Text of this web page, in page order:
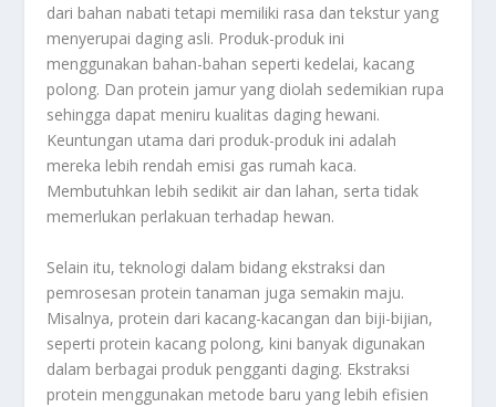
dari bahan nabati tetapi memiliki rasa dan tekstur yang
menyerupai daging asli. Produk-produk ini
menggunakan bahan-bahan seperti kedelai, kacang
polong. Dan protein jamur yang diolah sedemikian rupa
sehingga dapat meniru kualitas daging hewani.
Keuntungan utama dari produk-produk ini adalah
mereka lebih rendah emisi gas rumah kaca.
Membutuhkan lebih sedikit air dan lahan, serta tidak
memerlukan perlakuan terhadap hewan.
Selain itu, teknologi dalam bidang ekstraksi dan
pemrosesan protein tanaman juga semakin maju.
Misalnya, protein dari kacang-kacangan dan biji-bijian,
seperti protein kacang polong, kini banyak digunakan
dalam berbagai produk pengganti daging. Ekstraksi
protein menggunakan metode baru yang lebih efisien